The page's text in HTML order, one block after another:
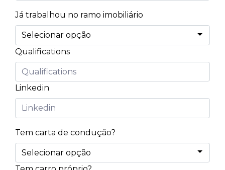
Já trabalhou no ramo imobiliário
Qualifications
Linkedin
Tem carta de condução?